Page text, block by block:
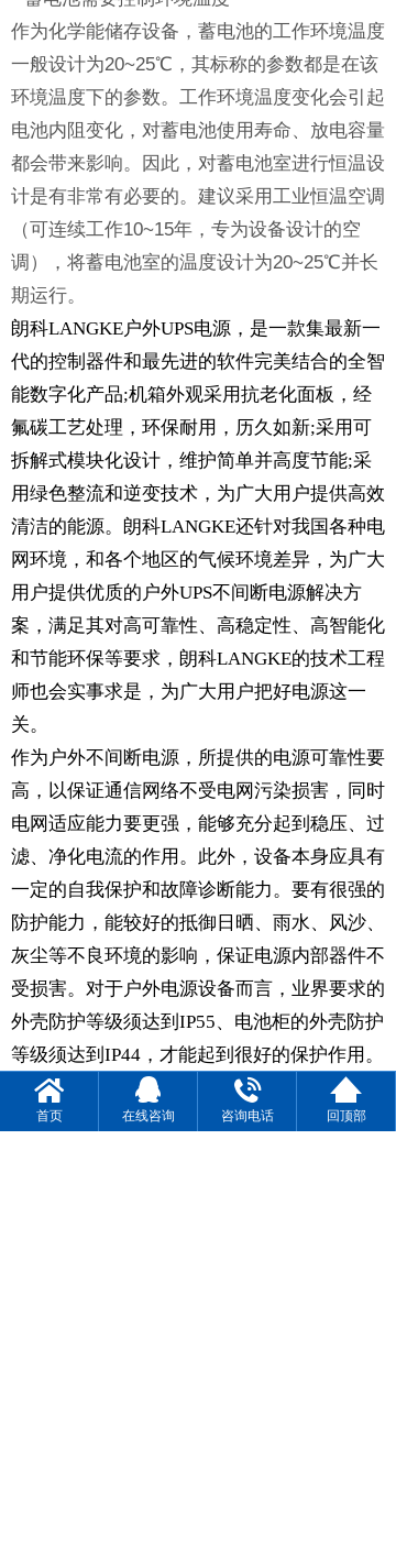
作为化学能储存设备，蓄电池的工作环境温度
一般设计为20~25℃，其标称的参数都是在该
环境温度下的参数。工作环境温度变化会引起
电池内阻变化，对蓄电池使用寿命、放电容量
都会带来影响。因此，对蓄电池室进行恒温设
计是有非常有必要的。建议采用工业恒温空调
（可连续工作10~15年，专为设备设计的空
调），将蓄电池室的温度设计为20~25℃并长
期运行。
朗科LANGKE户外UPS电源 ，是一款集最新一
代的控制器件和最先进的软件完美结合的全智
能数字化产品;机箱外观采用抗老化面板，经
氟碳工艺处理，环保耐用，历久如新;采用可
拆解式模块化设计，维护简单并高度节能;采
用绿色整流和逆变技术，为广大用户提供高效
清洁的能源。朗科LANGKE还针对我国各种电
网环境，和各个地区的气候环境差异，为广大
用户提供优质的户外UPS不间断电源解决方
案，满足其对高可靠性、高稳定性、高智能化
和节能环保等要求， 朗科LANGKE的技术工程
师也会实事求是，为广大用户把好电源这一
关。
作为户外不间断电源，所提供的电源可靠性要
高，以保证通信网络不受电网污染损害，同时
电网适应能力要更强，能够充分起到稳压、过
滤、净化电流的作用。此外，设备本身应具有
一定的自我保护和故障诊断能力。要有很强的
防护能力，能较好的抵御日晒、雨水、风沙、
灰尘等不良环境的影响，保证电源内部器件不
受损害。对于户外电源设备而言，业界要求的
外壳防护等级须达到IP55、电池柜的外壳防护
等级须达到IP44，才能起到很好的保护作用。
还有就是节能环保也是对户外基站电源的一个
选择要点。户外不间断电源除了要应对恶劣的
首页 在线咨询 咨询电话 回顶部